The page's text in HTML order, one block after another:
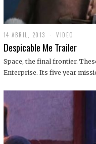
14 ABRIL, 2013
9
D
C
I
1
VIDEO
Despicable Me Trailer
Space, the final frontier.
Enterprise. Its five year